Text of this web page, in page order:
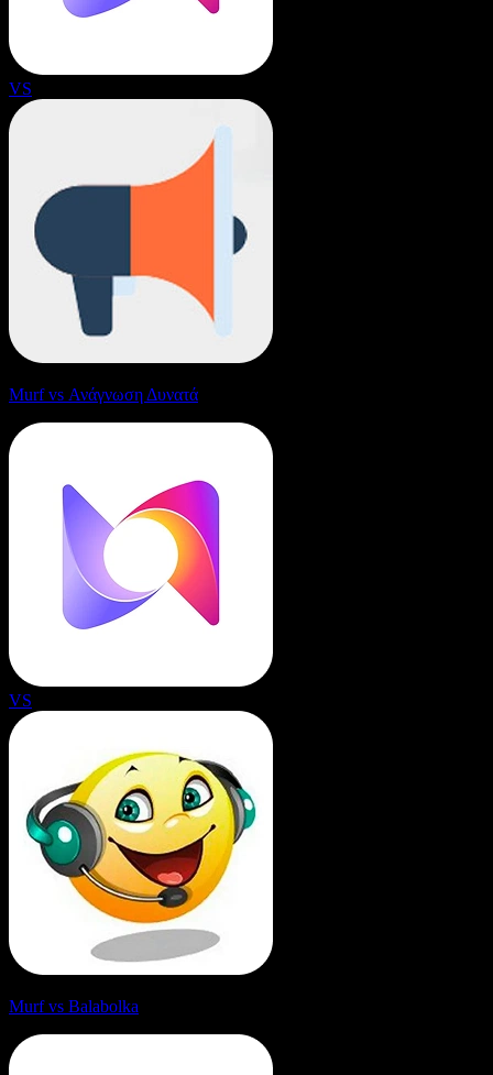
VS
Murf vs Ανάγνωση Δυνατά
VS
Murf vs Balabolka